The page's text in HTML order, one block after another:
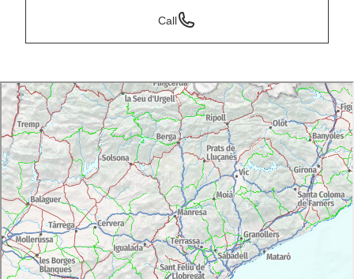
Call